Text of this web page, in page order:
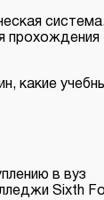
какие
в вуз
Sixth